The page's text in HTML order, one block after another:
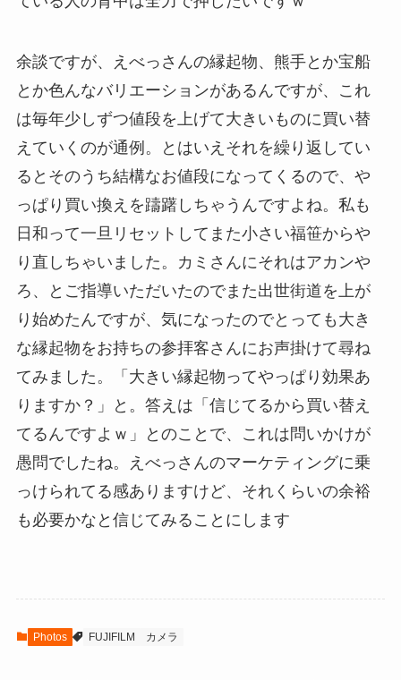
余談ですが、えべっさんの縁起物、熊手とか宝船
とか色んなバリエーションがあるんですが、これ
は毎年少しずつ値段を上げて大きいものに買い替
えていくのが通例。とはいえそれを繰り返してい
るとそのうち結構なお値段になってくるので、や
っぱり買い換えを躊躇しちゃうんですよね。私も
日和って一旦リセットしてまた小さい福笹からや
り直しちゃいました。カミさんにそれはアカンや
ろ、とご指導いただいたのでまた出世街道を上が
り始めたんですが、気になったのでとっても大き
な縁起物をお持ちの参拝客さんにお声掛けて尋ね
てみました。「大きい縁起物ってやっぱり効果あ
りますか？」と。答えは「信じてるから買い替え
てるんですよｗ」とのことで、これは問いかけが
愚問でしたね。えべっさんのマーケティングに乗
っけられてる感ありますけど、それくらいの余裕
も必要かなと信じてみることにします
Photos FUJIFILM カメラ